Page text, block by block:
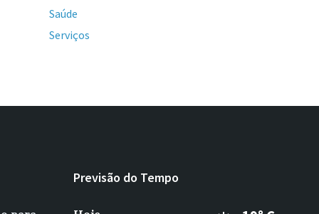
Saúde
Serviços
Previsão do Tempo